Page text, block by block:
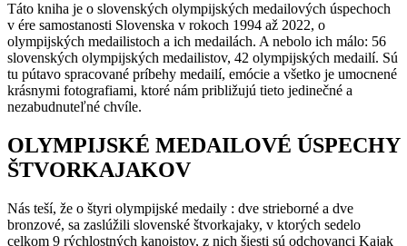
Táto kniha je o slovenských olympijských medailových úspechoch
v ére samostanosti Slovenska v rokoch 1994 až 2022, o
olympijských medailistoch a ich medailách. A nebolo ich málo: 56
slovenských olympijských medailistov, 42 olympijských medailí. Sú
tu pútavo spracované príbehy medailí, emócie a všetko je umocnené
krásnymi fotografiami, ktoré nám približujú tieto jedinečné a
nezabudnuteľné chvíle.
OLYMPIJSKÉ MEDAILOVÉ ÚSPECHY
ŠTVORKAJAKOV
Nás teší, že o štyri olympijské medaily : dve strieborné a dve
bronzové, sa zaslúžili slovenské štvorkajaky, v ktorých sedelo
celkom 9 rýchlostných kanoistov, z nich šiesti sú odchovanci Kajak